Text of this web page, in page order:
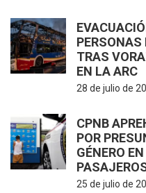
PERSONAS
TRAS
EN LA ARC
28 de julio de
CPNB
POR
GÉNERO
25 de julio de